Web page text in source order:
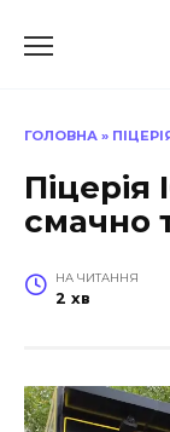
до
ГОЛОВНА »
Піцерія
смачно
НА ЧИТАННЯ
2 хв